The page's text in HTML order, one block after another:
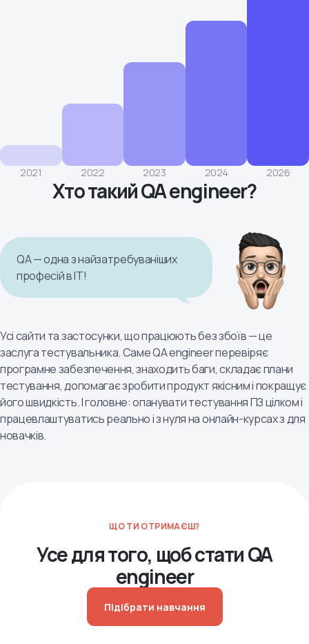
2021 2022 2023 2024 2026
Хто такий QA engineer?
Усі сайти та застосунки, що працюють без збоїв — це
заслуга тестувальника. Саме QA engineer перевіряє
програмне забезпечення, знаходить баги, складає плани
тестування, допомагає зробити продукт якісним і покращує
його швидкість. І головне: опанувати тестування ПЗ цілком і
працевлаштуватись реально і з нуля на онлайн-курсах з для
новачків.
QA — одна з найзатребуваніших
професій в IT!
ЩО ТИ ОТРИМАЄШ?
Усе для того, щоб стати QA
engineer
Підібрати навчання